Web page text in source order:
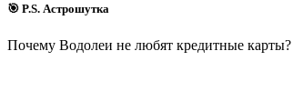
🎯 P.S. Астрошутка
Почему Водолеи не любят кредитные